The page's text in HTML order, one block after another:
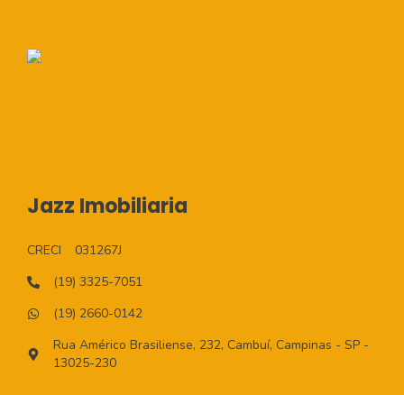
Jazz Imobiliaria
CRECI
031267J
(19) 3325-7051
(19) 2660-0142
Rua Américo Brasiliense, 232, Cambuí, Campinas - SP -
13025-230